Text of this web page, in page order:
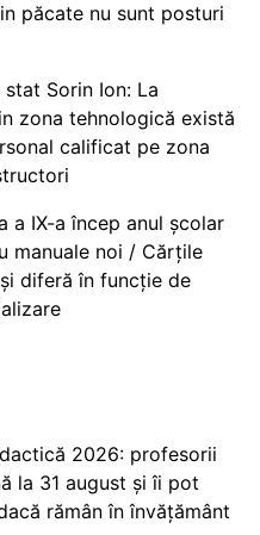
păcate nu sunt posturi
Sorin Ion: La
zona tehnologică există
calificat pe zona
a IX-a încep anul școlar
manuale noi / Cărțile
diferă în funcție de
2026: profesorii
la 31 august și îi pot
rămân în învățământ